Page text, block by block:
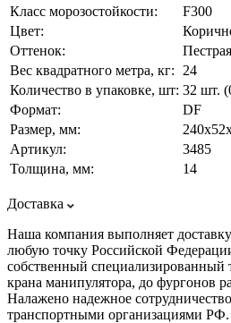
Класс морозостойкости:
F300
Цвет:
Оттенок:
Пестрая
Вес квадратного метра, кг:
24
Количество в упаковке, шт: 32 шт.
Формат:
DF
Размер, мм:
Артикул:
3485
Толщина, мм:
14
Доставка
Наша компания выполняет
любую точку Российской
собственный специализированный
крана манипулятора, до фургонов
Налажено надежное
транспортными организациями РФ.